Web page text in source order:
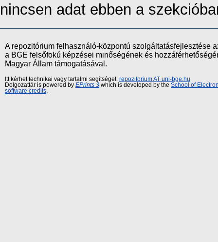
nincsen adat ebben a
A repozitórium felhasználó-központú szolgáltatásfejlesztése
a BGE felsőfokú képzései minőségének és
Magyar Állam támogatásával.
Itt kérhet technikai vagy tartalmi segítséget: repozitorium AT uni-bge.hu
Dolgozattár is powered by EPrints 3 which is developed by the School of
software credits